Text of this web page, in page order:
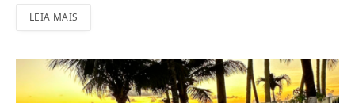
LEIA MAIS